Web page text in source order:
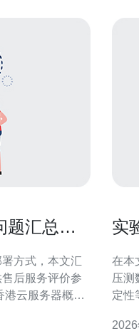
题汇总与
方式，本文汇
后服务评价参
器前，应明确
实
在本
压测
定性
的决策。 为什么要用实验